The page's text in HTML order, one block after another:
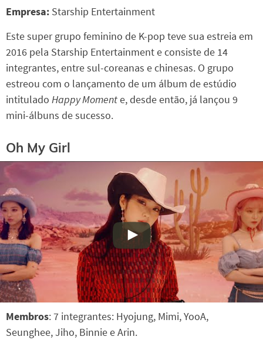
Empresa: Starship Entertainment
Este super grupo feminino de K-pop teve sua estreia em
2016 pela Starship Entertainment e consiste de 14
integrantes, entre sul-coreanas e chinesas. O grupo
estreou com o lançamento de um álbum de estúdio
intitulado Happy Momente, desde então, já lançou 9
mini-álbuns de sucesso.
Oh My Girl
Membros: 7 integrantes: Hyojung, Mimi, YooA,
Seunghee, Jiho, Binnie e Arin.